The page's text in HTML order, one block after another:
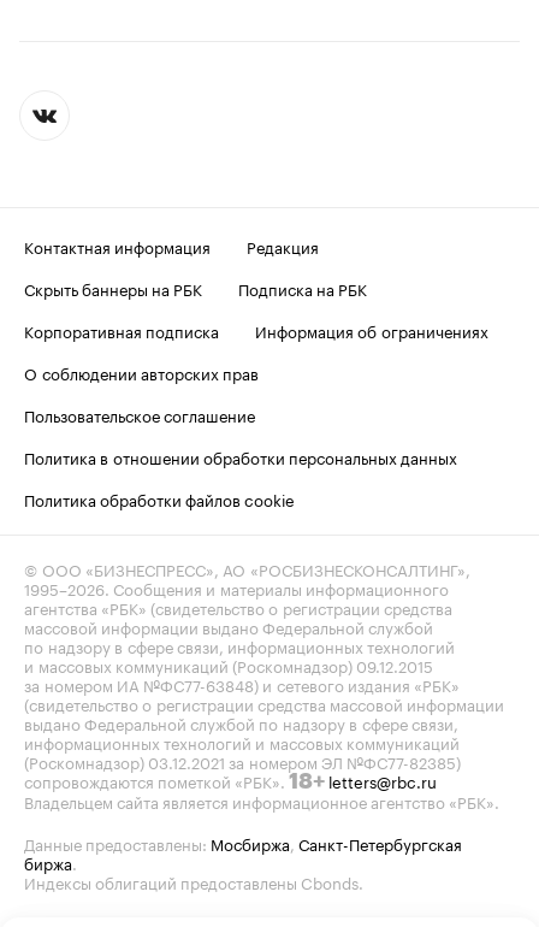
Контактная информация
Редакция
Скрыть баннеры на РБК
Подписка на РБК
Корпоративная подписка
Информация об ограничениях
О соблюдении авторских прав
Пользовательское соглашение
Политика в отношении обработки персональных данных
Политика обработки файлов cookie
© ООО «БИЗНЕСПРЕСС», АО «РОСБИЗНЕСКОНСАЛТИНГ»,
1995–2026 . Сообщения и материалы информационного
агентства «РБК» (свидетельство о регистрации средства
массовой информации выдано Федеральной службой
по надзору в сфере связи, информационных технологий
и массовых коммуникаций (Роскомнадзор) 09.12.2015
за номером ИА №ФС77-63848) и сетевого издания «РБК»
(свидетельство о регистрации средства массовой информации
выдано Федеральной службой по надзору в сфере связи,
информационных технологий и массовых коммуникаций
(Роскомнадзор) 03.12.2021 за номером ЭЛ №ФС77-82385)
сопровождаются пометкой «РБК». 18+ letters@rbc.ru
Владельцем сайта является информационное агентство «РБК».
Данные предоставлены: Мосбиржа Санкт-Петербургская
биржа
Индексы облигаций предоставлены Cbonds.